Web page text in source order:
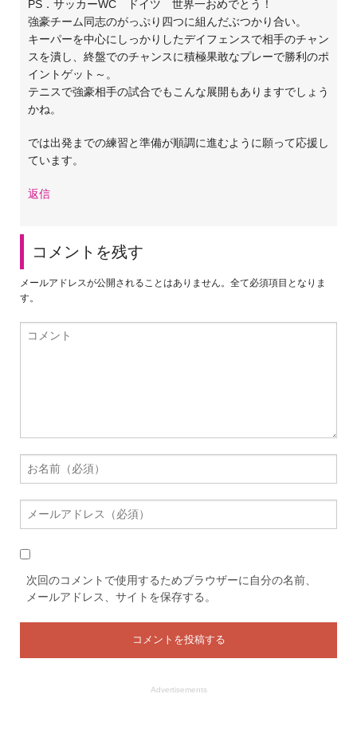
PS．サッカーWC ドイツ 世界一おめでとう！
強豪チーム同志のがっぷり四つに組んだぶつかり合い。
キーパーを中心にしっかりしたデイフェンスで相手のチャン
スを潰し、終盤でのチャンスに積極果敢なプレーで勝利のポ
イントゲット～。
テニスで強豪相手の試合でもこんな展開もありますでしょう
かね。
では出発までの練習と準備が順調に進むように願って応援し
ています。
返信
コメントを残す
メールアドレスが公開されることはありません。全て必須項目となりま
す。
次回のコメントで使用するためブラウザーに自分の名前、
メールアドレス、サイトを保存する。
Advertisements